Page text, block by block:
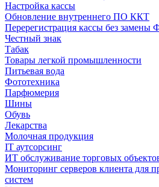
Настройка кассы
Обновление внутреннего ПО ККТ
Перерегистрация кассы без замены
Честный знак
Табак
Товары легкой промышленности
Питьевая вода
Фототехника
Парфюмерия
Шины
Обувь
Лекарства
Молочная продукция
IT аутсорсинг
ИТ обслуживание торговых
Мониторинг серверов клиента для
систем